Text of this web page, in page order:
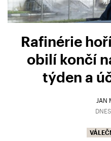
Rafinérie
obilí končí
týden a
JAN